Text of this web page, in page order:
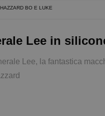
BO E LUKE
Lee in
Lee, la fantastica